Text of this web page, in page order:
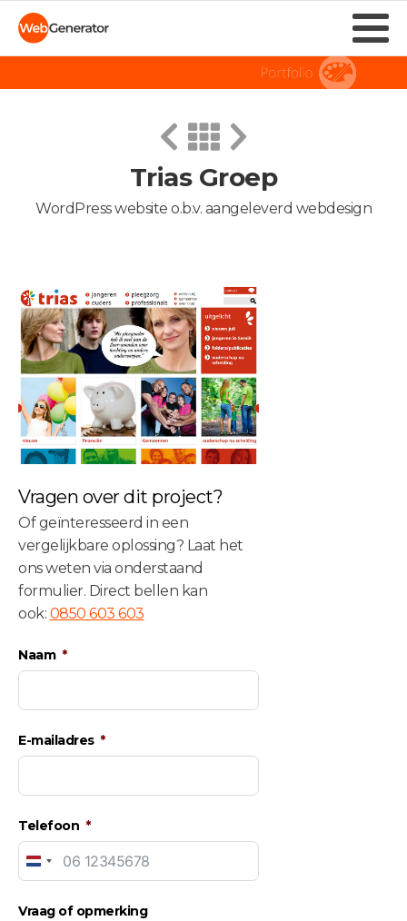
Trias Groep
WordPress website o.b.v. aangeleverd webdesign
Vragen over dit project?
Of geïnteresseerd in een
vergelijkbare oplossing? Laat het
ons weten via onderstaand
formulier. Direct bellen kan
ook: 0850 603 603
Naam
E-mailadres
Telefoon
Netherlands
Vraag of opmerking